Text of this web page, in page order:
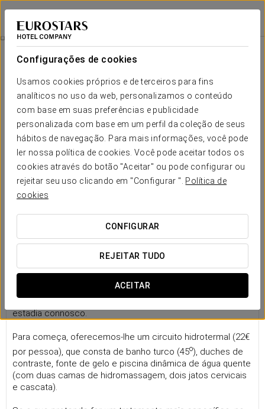
Configurações de cookies
Usamos cookies próprios e de terceiros para fins
analíticos no uso da web, personalizamos o conteúdo
com base em suas preferências e publicidade
personalizada com base em um perfil da coleção de seus
hábitos de navegação. Para mais informações, você pode
ler nossa política de cookies. Você pode aceitar todos os
cookies através do botão "Aceitar" ou pode configurar ou
rejeitar seu uso clicando em "Configurar ". Política de
cookies
CONFIGURAR
REJEITAR TUDO
ACEITAR
Eurostars Gran Vía
GRANADA
Spa
O nosso spa
pomos à sua disposição os
melhores tratamentos para que relaxe e desfrute da sua
estadia connosco.
Para começa, oferecemos-lhe um circuito hidrotermal (22€
por pessoa), que consta de banho turco (45o), duches de
contraste, fonte de gelo e piscina dinâmica de água quente
(com duas camas de hidromassagem, dois jatos cervicais
e cascata).